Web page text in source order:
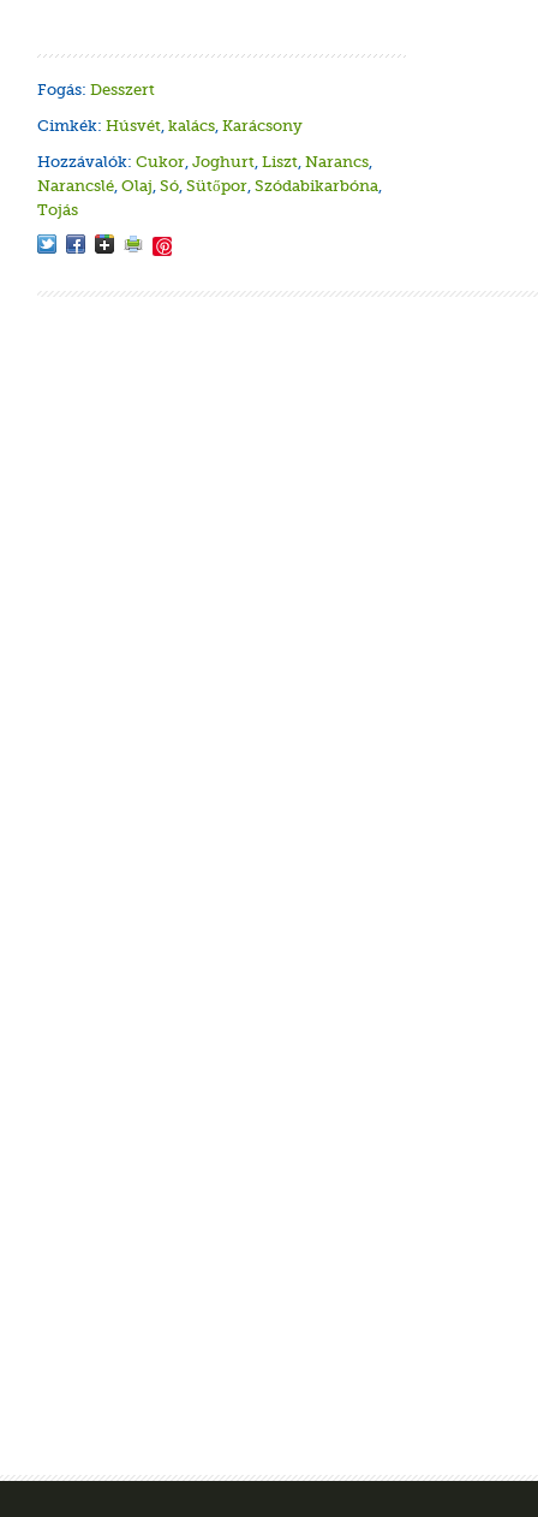
Fogás: Desszert
Cimkék: Húsvét, kalács, Karácsony
Hozzávalók: Cukor, Joghurt, Liszt, Narancs,
Narancslé, Olaj, Só, Sütőpor, Szódabikarbóna,
Tojás